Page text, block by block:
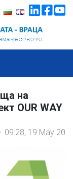
на
OUR WAY
09:28, 19 May 20